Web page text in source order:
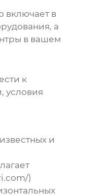
включает в
а
в вашем
к
условия
и
)